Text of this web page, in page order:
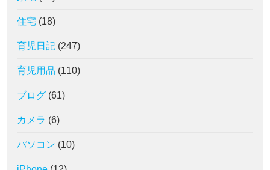
住宅 (18)
育児日記 (247)
育児用品 (110)
ブログ (61)
カメラ (6)
パソコン (10)